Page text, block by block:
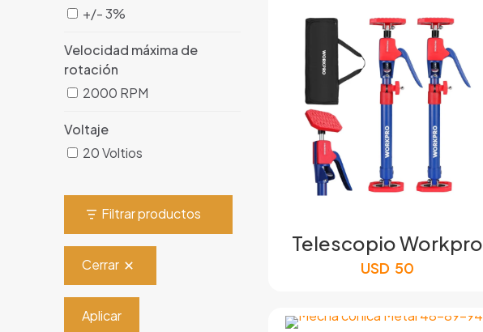
+/- 3%
Velocidad máxima de
rotación
2000 RPM
Voltaje
20 Voltios
Filtrar productos
Cerrar
Aplicar
Telescopio Workpro
USD 50